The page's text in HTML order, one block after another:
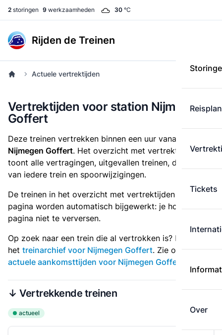
2 storingen 9 werkzaamheden 30 °C
Rijden de Treinen
Tickets
Over
Actuele vertrektijden
Vertrektijden voor station Nijmegen
Goffert
Deze treinen vertrekken binnen een uur vanaf
Nijmegen Goffert. Het overzicht met vertrektijden
toont alle vertragingen, uitgevallen treinen, de lengte
van iedere trein en spoorwijzigingen.
De treinen in het overzicht met vertrektijden op deze
pagina worden automatisch bijgewerkt: je hoeft de
pagina niet te verversen.
Op zoek naar een trein die al vertrokken is? Bekijk dan
het treinarchief voor Nijmegen Goffert. Zie ook
actuele aankomsttijden voor Nijmegen Goffert
↓ Vertrekkende treinen
actueel